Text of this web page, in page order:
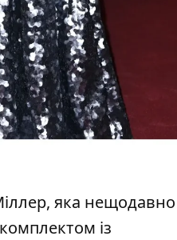
, яка нещодавно
із